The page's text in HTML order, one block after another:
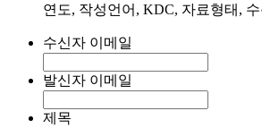
연도, 작성언어, KDC, 자료형태,
수신자 이메일
발신자 이메일
제목